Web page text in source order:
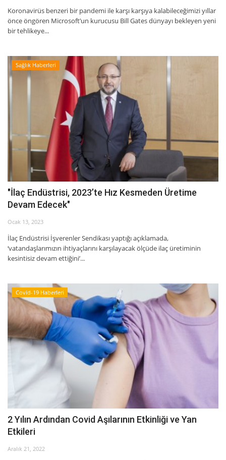
Koronavirüs benzeri bir pandemi ile karşı karşıya kalabileceğimizi yıllar
önce öngören Microsoft’un kurucusu Bill Gates dünyayı bekleyen yeni
bir tehlikeye...
Sağlık Haberleri
"İlaç Endüstrisi, 2023’te Hız Kesmeden Üretime
Devam Edecek"
Ocak 13, 2023
İlaç Endüstrisi İşverenler Sendikası yaptığı açıklamada,
‘vatandaşlarımızın ihtiyaçlarını karşılayacak ölçüde ilaç üretiminin
kesintisiz devam ettiğini’...
Covid-19 Haberleri
2 Yılın Ardından Covid Aşılarının Etkinliği ve Yan
Etkileri
Aralık 21, 2022